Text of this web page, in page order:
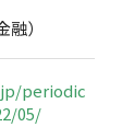
）
periodic
05/